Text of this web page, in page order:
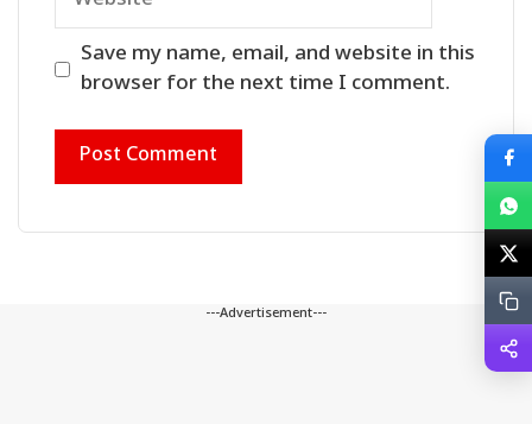
Save my name, email, and website in this
browser for the next time I comment.
---Advertisement---